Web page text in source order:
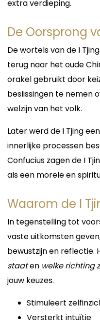
Hiçbir sorunuz
olmak ve yol
Neden
10
Aşk, ilişki
İş ve
Kişiye
Hayatınızda cevap
dinlemek ve
Birlikte sorunlarınıza
waarnemingen kan
en u praktische
Of u nu worstelt met
keuze moet
bevestiging van
ondersteuning op
Foto
Naast haar
foto-readings aan.
de energie van
informatie
Een foto-reading
intuïtieve
inzichten door te
verborgen
extra verdieping.
De Oorsprong
De wortels van de I
terug naar het oude
orakel gebruikt door
beslissingen te nemen
welzijn van het volk.
Later werd de I Tjing
innerlijke processen
Confucius zagen de I
als een morele en
Waarom de I
In tegenstelling tot
vaste uitkomsten
bewustzijn en reflectie.
staaten welke richting
jouw keuzes.
Stimuleert
Versterkt intuïtie